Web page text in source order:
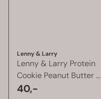
Lenny & Larry
Lenny & Larry Protein
Cookie Peanut Butter ...
40,-